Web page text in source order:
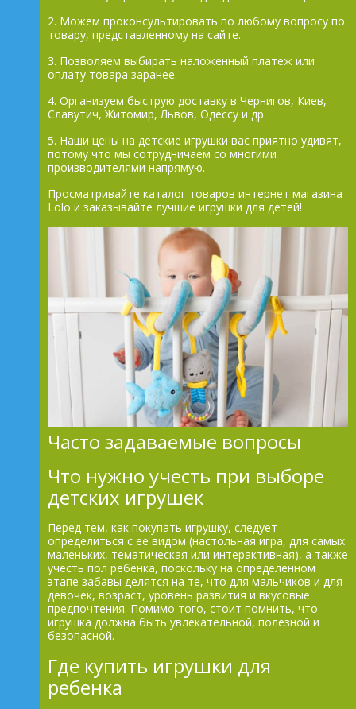
2. Можем проконсультировать по любому вопросу по
товару, представленному на сайте.
3. Позволяем выбирать наложенный платеж или
оплату товара заранее.
4. Организуем быструю доставку в Чернигов, Киев,
Славутич, Житомир, Львов, Одессу и др.
5. Наши цены на детские игрушки вас приятно удивят,
потому что мы сотрудничаем со многими
производителями напрямую.
Просматривайте каталог товаров интернет магазина
Lolo и заказывайте лучшие игрушки для детей!
Часто задаваемые вопросы
Что нужно учесть при выборе
детских игрушек
Перед тем, как покупать игрушку, следует
определиться с ее видом (настольная игра, для самых
маленьких, тематическая или интерактивная), а также
учесть пол ребенка, поскольку на определенном
этапе забавы делятся на те, что для мальчиков и для
девочек, возраст, уровень развития и вкусовые
предпочтения. Помимо того, стоит помнить, что
игрушка должна быть увлекательной, полезной и
безопасной.
Где купить игрушки для
ребенка